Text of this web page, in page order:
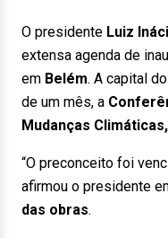
O presidente Luiz
extensa agenda de
em Belém. A capital
de um mês, a
Mudanças
“O preconceito foi
afirmou o presidente
das obras.